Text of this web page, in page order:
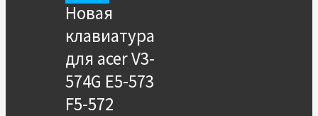
Новая
клавиатура
для acer V3-
574G E5-573
F5-572